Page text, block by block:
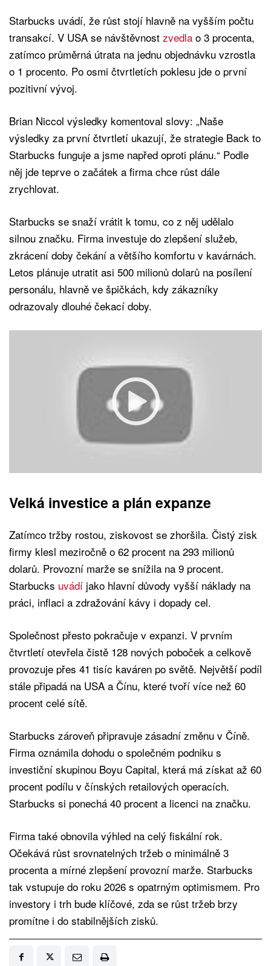
Starbucks uvádí, že růst stojí hlavně na vyšším počtu
transakcí. V USA se návštěvnost zvedla o 3 procenta,
zatímco průměrná útrata na jednu objednávku vzrostla
o 1 procento. Po osmi čtvrtletích poklesu jde o první
pozitivní vývoj.
Brian Niccol výsledky komentoval slovy: „Naše
výsledky za první čtvrtletí ukazují, že strategie Back to
Starbucks funguje a jsme napřed oproti plánu.“ Podle
něj jde teprve o začátek a firma chce růst dále
zrychlovat.
Starbucks se snaží vrátit k tomu, co z něj udělalo
silnou značku. Firma investuje do zlepšení služeb,
zkrácení doby čekání a většího komfortu v kavárnách.
Letos plánuje utratit asi 500 milionů dolarů na posílení
personálu, hlavně ve špičkách, kdy zákazníky
odrazovaly dlouhé čekací doby.
Velká investice a plán expanze
Zatímco tržby rostou, ziskovost se zhoršila. Čistý zisk
firmy klesl meziročně o 62 procent na 293 milionů
dolarů. Provozní marže se snížila na 9 procent.
Starbucks uvádí jako hlavní důvody vyšší náklady na
práci, inflaci a zdražování kávy i dopady cel.
Společnost přesto pokračuje v expanzi. V prvním
čtvrtletí otevřela čistě 128 nových poboček a celkově
provozuje přes 41 tisíc kaváren po světě. Největší podíl
stále připadá na USA a Čínu, které tvoří více než 60
procent celé sítě.
Starbucks zároveň připravuje zásadní změnu v Číně.
Firma oznámila dohodu o společném podniku s
investiční skupinou Boyu Capital, která má získat až 60
procent podílu v čínských retailových operacích.
Starbucks si ponechá 40 procent a licenci na značku.
Firma také obnovila výhled na celý fiskální rok.
Očekává růst srovnatelných tržeb o minimálně 3
procenta a mírné zlepšení provozní marže. Starbucks
tak vstupuje do roku 2026 s opatrným optimismem. Pro
investory i trh bude klíčové, zda se růst tržeb brzy
promítne i do stabilnějších zisků.